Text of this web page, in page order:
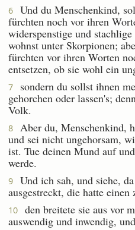
6
Und du Menschenkind,
fürchten noch vor ihren
widerspenstige und
wohnst unter Skorpionen;
fürchten vor ihren Worten
entsetzen, ob sie wohl ein
7
sondern du sollst ihnen
gehorchen oder lassen's;
Volk.
8
Aber du, Menschenkind,
und sei nicht ungehorsam,
ist. Tue deinen Mund auf
werde.
9
Und ich sah, und siehe,
ausgestreckt, die hatte
10
den breitete sie aus vor
auswendig und inwendig,